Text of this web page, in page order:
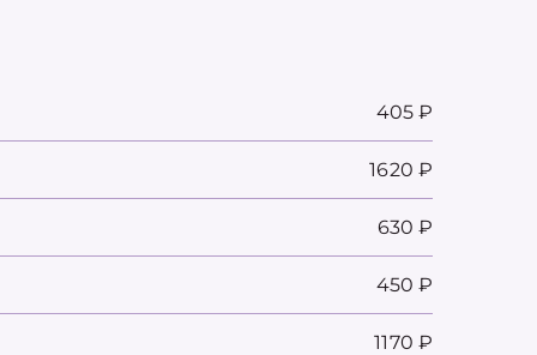
405 ₽
1620 ₽
630 ₽
450 ₽
1170 ₽